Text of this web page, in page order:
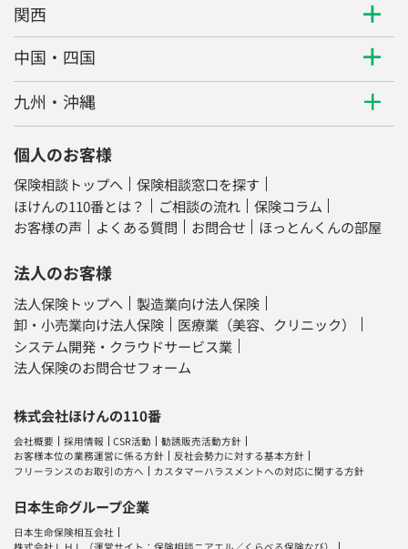
関西
中国・四国
九州・沖縄
個人のお客様
保険相談トップへ
保険相談窓口を探す
ほけんの110番とは？
ご相談の流れ
保険コラム
お客様の声
よくある質問 お問合せ ほっとんくんの部屋
法人のお客様
法人保険トップへ
製造業向け法人保険
卸・小売業向け法人保険
医療業（美容、クリニック）
システム開発・クラウドサービス業
法人保険のお問合せフォーム
株式会社ほけんの110番
会社概要 採用情報 CSR活動
勧誘販売活動方針
お客様本位の業務運営に係る方針
反社会勢力に対する基本方針
フリーランスのお取引の方へ
カスタマーハラスメントへの対応に関する方針
日本生命グループ企業
日本生命保険相互会社